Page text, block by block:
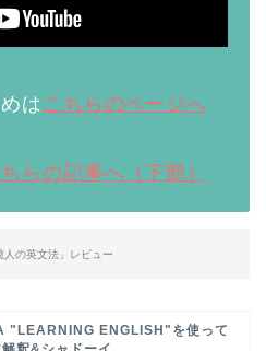
は こちらのページへ
らの記事へ（下部）
人の英文法」レビュー
"LEARNING ENGLISH"を使って